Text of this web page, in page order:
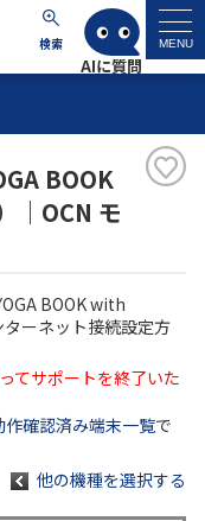
検索 MENU
BOOK
OCN モ
BOOK with
ーネット接続設定方
てサポートを終了いた
作確認済み端末一覧で
他の機種を選択する